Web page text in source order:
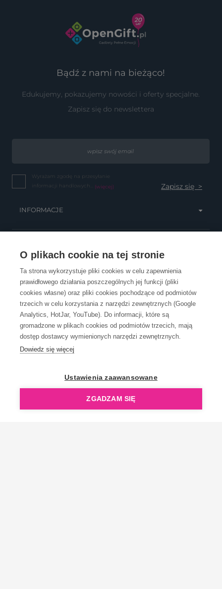
O plikach cookie na tej stronie
Ta strona wykorzystuje pliki cookies w celu zapewnienia
prawidłowego działania poszczególnych jej funkcji (pliki
cookies własne) oraz pliki cookies pochodzące od podmiotów
trzecich w celu korzystania z narzędzi zewnętrznych (Google
Analytics, HotJar, YouTube). Do informacji, które są
gromadzone w plikach cookies od podmiotów trzecich, mają
dostęp dostawcy wymienionych narzędzi zewnętrznych.
Dowiedz się więcej
Ustawienia zaawansowane
ZGADZAM SIĘ
Bądź z nami na bieżąco!
Edukujemy, pokazujemy nowości i oferty specjalne.
Zapisz się do newslettera
Wyrażam zgodę na przesyłanie
informacji handlowych... (więcej)
INFORMACJE
OBSŁUGA KLIENTA
KONTAKT
OpenGift jest częścią ReflectGroup.